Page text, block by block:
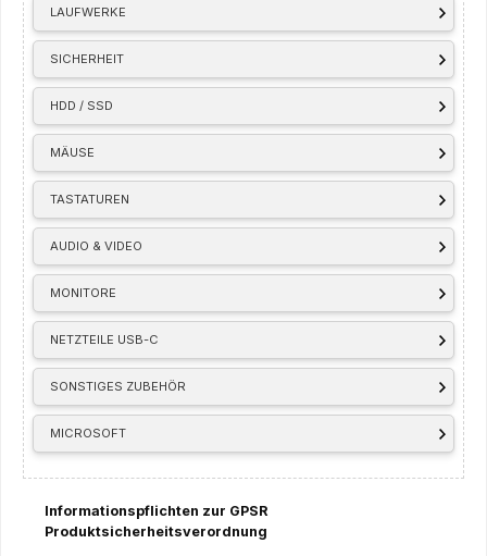
LAUFWERKE
SICHERHEIT
HDD / SSD
MÄUSE
TASTATUREN
AUDIO & VIDEO
MONITORE
NETZTEILE USB-C
SONSTIGES ZUBEHÖR
MICROSOFT
Informationspflichten zur GPSR
Produktsicherheitsverordnung